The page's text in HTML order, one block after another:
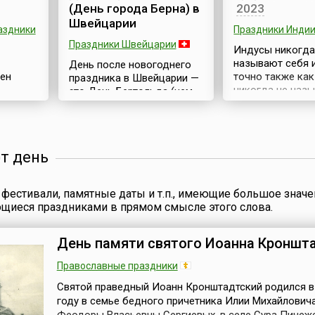
в
в
(День города Берна) в
Швейцарии
Праздники Швейцарии
День после новогоднего
праздника в Швейцарии —
это День Бертольда (нем.
Berchtoldstag) или День
который считается
Берн (нем. Bern, фр. Berne,
итал. Bern) был основан в
1191 году по приказу
герцога Бертольда Пятого
Церингерского, правителя
Бургундии.Город был
2023
Праздники Индии
Индусы
называют себя
точно также
никогда не
китайцами, а
китайцах
как фарфор), а
месопотамцы в
вторгавшихся в
Междуречье с
можно
день
памятные даты и т.п., имеющие большое
праздниками в прямом смысле этого слова.
День памяти святого Иоанна
Православные праздники
Святой праведный Иоанн Кронштадтский родился в
году в семье бедного причетника Илии